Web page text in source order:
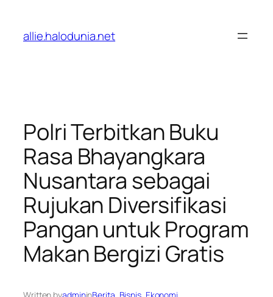
konten
allie.halodunia.net
Polri Terbitkan Buku
Rasa Bhayangkara
Nusantara sebagai
Rujukan Diversifikasi
Pangan untuk Program
Makan Bergizi Gratis